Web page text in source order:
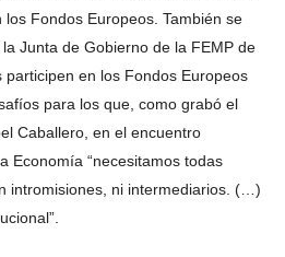
Fondos Europeos. También se
Junta de Gobierno de la FEMP de
en los Fondos Europeos
para los que, como grabó el
Caballero, en el encuentro
Economía “necesitamos todas
intromisiones, ni intermediarios. (…)